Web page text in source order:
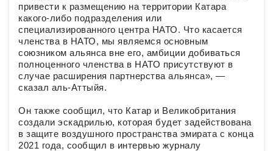
привести к размещению на территории Катара
какого-либо подразделения или
специализированного центра НАТО. Что касается
членства в НАТО, мы являемся основным
союзником альянса вне его, амбиции добиваться
полноценного членства в НАТО присутствуют в
случае расширения партнерства альянса», —
сказал аль-Аттыйя.
Он также сообщил, что Катар и Великобритания
создали эскадрилью, которая будет задействована
в защите воздушного пространства эмирата с конца
2021 года, сообщил в интервью журналу